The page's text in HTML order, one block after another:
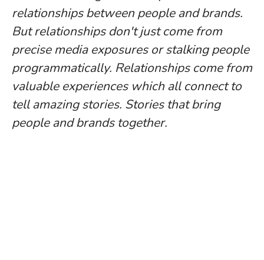
relationships between people and brands.
But relationships don't just come from
precise media exposures or stalking people
programmatically. Relationships come from
valuable experiences which all connect to
tell amazing stories. Stories that bring
people and brands together.